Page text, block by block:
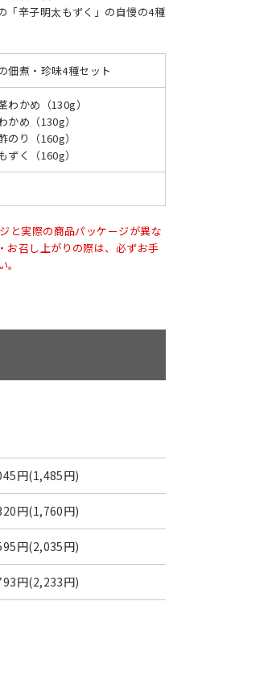
「辛子明太もずく」の自慢の4種
佃煮・珍味4種セット
わかめ（130g）
かめ（130g）
のり（160g）
ずく（160g）
と実際の商品パッケージが異な
お召し上がりの際は、必ずお手
円(1,485円)
円(1,760円)
円(2,035円)
円(2,233円)